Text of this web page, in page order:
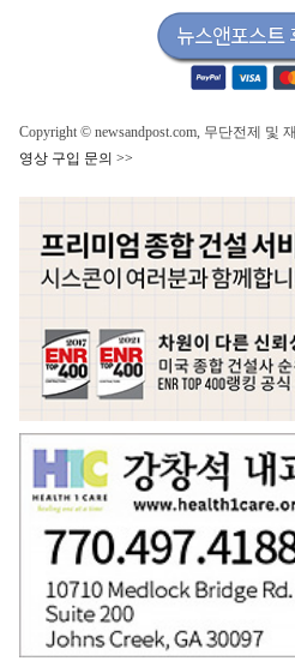
Copyright © newsandpost.com, 무단전제 및
영상 구입 문의 >>